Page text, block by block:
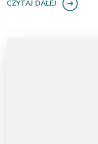
CZYTAJ DALEJ